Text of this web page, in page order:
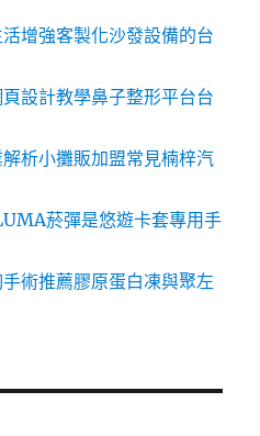
增強客製化沙發設備的台
設計教學鼻子整形平台台
析小攤販加盟常見楠梓汽
菸彈是悠遊卡套專用手
術推薦膠原蛋白凍與聚左